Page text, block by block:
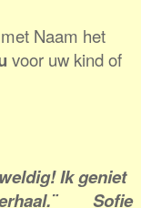
Naam het
voor uw kind of
Ik geniet
Sofie